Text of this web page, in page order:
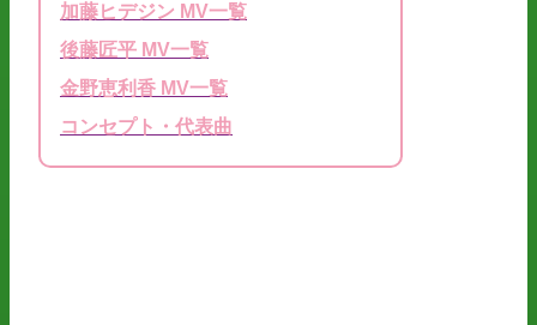
加藤ヒデジン MV一覧
後藤匠平 MV一覧
金野恵利香 MV一覧
コンセプト・代表曲